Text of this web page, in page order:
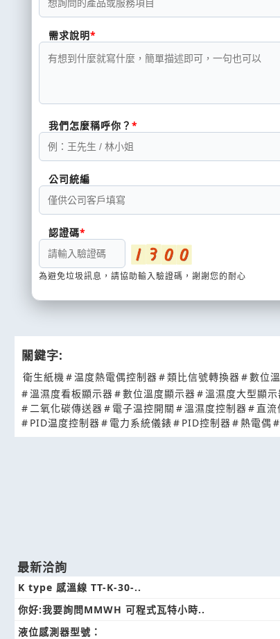
需求說明
我們怎麼稱呼你？
公司統編
認證碼
為避免垃圾訊息，請協助輸入驗證碼，謝謝您的耐心
關鍵字:
衛生紙機#温度熱電偶控制器#類比信號轉換器#數位
#溫濕度看板顯示器#數位溫度顯示器#溫濕度大型顯示
#二氧化碳傳送器# 電子温控開關 #溫濕度控制器# 直流
# PID温度控制器# 電力系統儀錶# PID控制器#熱電偶#
最新洽詢
K type 感溫線 TT-K-30-..
你好:我要詢問MMWH 可程式瓦特小時..
液位感測器型號：